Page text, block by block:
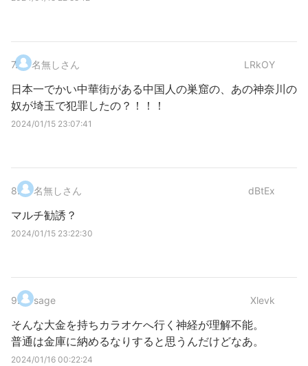
7. 名無しさん LRkOY
日本一でかい中華街がある中国人の巣窟の、あの神奈川の
奴が埼玉で犯罪したの？！！！
2024/01/15 23:07:41
8. 名無しさん dBtEx
マルチ勧誘？
2024/01/15 23:22:30
9. sage Xlevk
そんな大金を持ちカラオケへ行く神経が理解不能。
普通は金庫に納めるなりすると思うんだけどなあ。
2024/01/16 00:22:24